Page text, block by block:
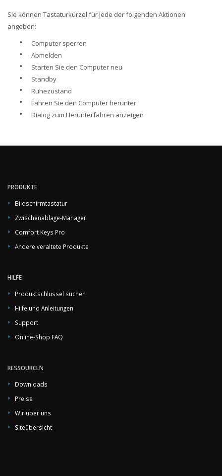
Sie können Tastaturkürzel für jede der folgenden Aktionen
angeben:
• Computer sperren
• Abmelden
• Starten Sie den Computer neu
• Standby
• Ruhezustand
• Fahren Sie den Computer herunter
• Dialog zum Herunterfahren anzeigen
PRODUKTE
Bildschirmtastatur
Zwischenablage-Manager
Comfort Keys Pro
Andere veraltete Produkte
HILFE
Produktschlüssel suchen
Hilfe und Anleitungen
Support
Online-Shop FAQ
RESSOURCEN
Downloads
Preise
Wir über uns
Siteübersicht